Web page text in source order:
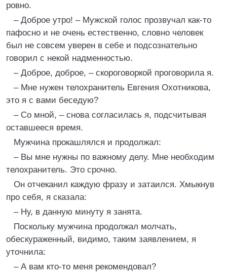
ровно.
– Доброе утро! – Мужской голос прозвучал как-то
пафосно и не очень естественно, словно человек
был не совсем уверен в себе и подсознательно
говорил с некой надменностью.
– Доброе, доброе, – скороговоркой проговорила я.
– Мне нужен телохранитель Евгения Охотникова,
это я с вами беседую?
– Со мной, – снова согласилась я, подсчитывая
оставшееся время.
Мужчина прокашлялся и продолжал:
– Вы мне нужны по важному делу. Мне необходим
телохранитель. Это срочно.
Он отчеканил каждую фразу и затаился. Хмыкнув
про себя, я сказала:
– Ну, в данную минуту я занята.
Поскольку мужчина продолжал молчать,
обескураженный, видимо, таким заявлением, я
уточнила:
– А вам кто-то меня рекомендовал?